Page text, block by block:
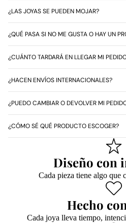
¿LAS JOYAS SE PUEDEN MOJAR?
¿QUÉ PASA SI NO ME GUSTA O HAY UN
¿CUÁNTO TARDARÁ EN LLEGAR MI
¿HACEN ENVÍOS INTERNACIONALES?
¿PUEDO CAMBIAR O DEVOLVER MI
¿CÓMO SÉ QUÉ PRODUCTO ESCOGER?
Diseño con
Cada pieza tiene algo que
Hecho
Cada joya lleva tiempo,